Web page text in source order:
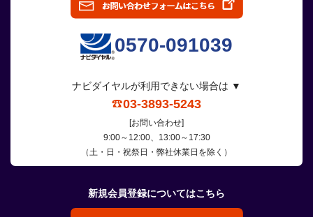
0570-091039
ナビダイヤルが利用できない場合は ▼
03-3893-5243
[お問い合わせ]
9:00～12:00、13:00～17:30
（土・日・祝祭日・弊社休業日を除く）
新規会員登録についてはこちら